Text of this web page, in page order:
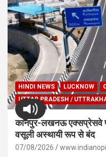
HINDI NEWS LUCKNOW
UTTAR PRADESH /
कानपुर-लखनऊ एक्सप्रेसवे
वसूली अस्थायी रूप से बंद
07/08/2026